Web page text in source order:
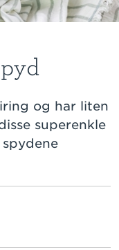
og har liten
superenkle